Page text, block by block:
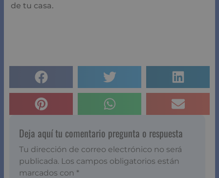
de tu casa.
Deja aquí tu comentario pregunta o respuesta
Tu dirección de correo electrónico no será
publicada. Los campos obligatorios están
marcados con *